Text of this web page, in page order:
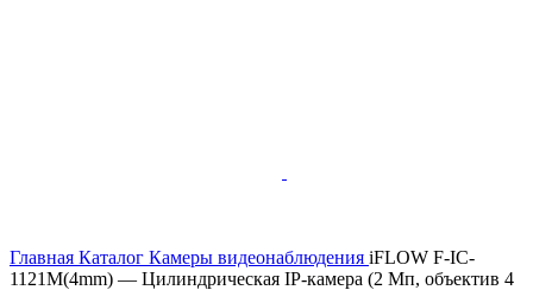
Главная Каталог Камеры видеонаблюдения iFLOW F-IC-
1121M(4mm) — Цилиндрическая IP-камера (2 Мп, объектив 4